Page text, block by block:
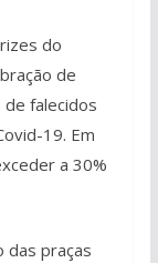
do
de
falecidos
19. Em
a 30%
das praças